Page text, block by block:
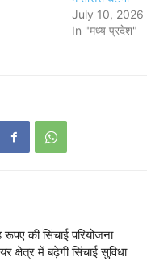
July 10, 2026
In "मध्य प्रदेश"
की सिंचाई परियोजना
क्षेत्र में बढ़ेगी सिंचाई सुविधा